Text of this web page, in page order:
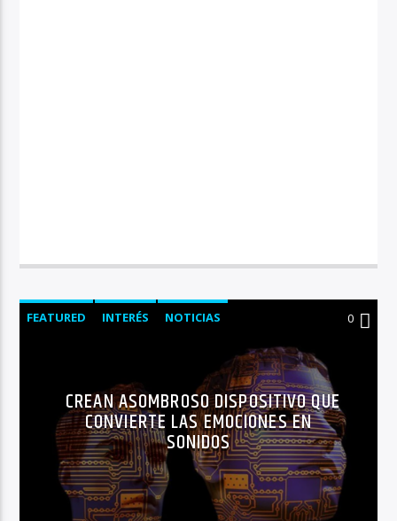
FEATURED INTERÉS
NOTICIAS
0
CREAN ASOMBROSO DISPOSITIVO QUE
CONVIERTE LAS EMOCIONES EN
SONIDOS